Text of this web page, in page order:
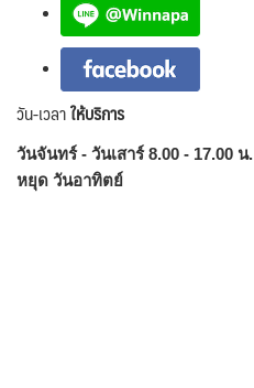
วัน-เวลาให้บริการ
วันจันทร์ - วันเสาร์ 8.00 - 17.00 น.
หยุด วันอาทิตย์